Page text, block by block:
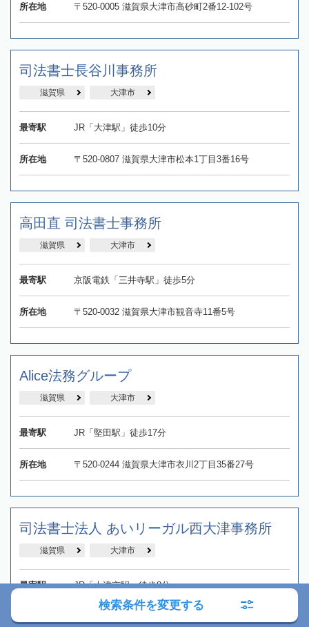
所在地 〒520-0005 滋賀県大津市高砂町2番12‐102号
司法書士長谷川事務所
滋賀県 大津市
最寄駅 JR「大津駅」徒歩10分
所在地 〒520-0807 滋賀県大津市松本1丁目3番16号
高田直 司法書士事務所
滋賀県 大津市
最寄駅 京阪電鉄「三井寺駅」徒歩5分
所在地 〒520-0032 滋賀県大津市観音寺11番5号
Alice法務グループ
滋賀県 大津市
最寄駅 JR「堅田駅」徒歩17分
所在地 〒520-0244 滋賀県大津市衣川2丁目35番27号
司法書士法人 あいリーガル西大津事務所
滋賀県 大津市
最寄駅 JR「大津京駅」徒歩8分
検索条件を変更する